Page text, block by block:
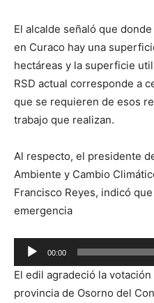
El alcalde señaló que
en Curaco hay una
hectáreas y la superficie
RSD actual corresponde a
que se requieren de esos
trabajo que realizan.
Al respecto, el presidente
Ambiente y Cambio
Francisco Reyes, indicó
emergencia
Reproductor
de
audio
00:00
El edil agradeció la
provincia de Osorno del